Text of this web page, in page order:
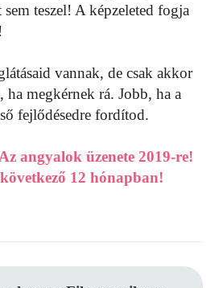
teszel! A képzeleted fogja
vannak, de csak akkor
ha megkérnek rá. Jobb, ha a
fejlődésedre fordítod.
Az angyalok üzenete 2019-re!
12 hónapban!